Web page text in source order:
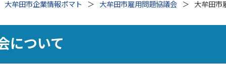
大牟田市企業情報ポマト 大牟田市雇用問題協議会 大牟田市
について